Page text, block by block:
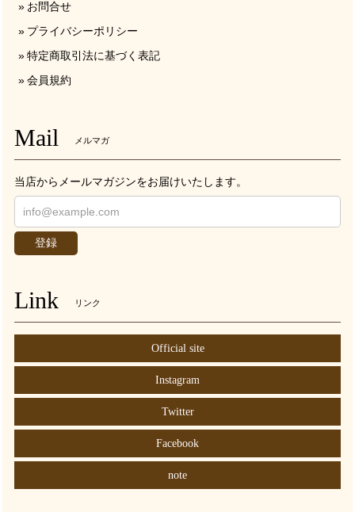
お問合せ
プライバシーポリシー
特定商取引法に基づく表記
会員規約
Mail メルマガ
当店からメールマガジンをお届けいたします。
登録
Link リンク
Official site
Instagram
Twitter
Facebook
note